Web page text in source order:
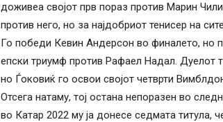
доживеа својот прв пораз против Марин
против него, но за најдобриот тенисер на
Го победи Кевин Андерсон во финалето, но
епски триумф против Рафаел Надал. Дуелот
но Ѓоковиќ го освои својот четврти
Отсега натаму, тој остана непоразен во
во Катар 2022 му ја донесе седмата титула,